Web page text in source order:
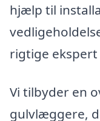
hjælp til
rigtige
Vi tilbyder en
gulvlæggere,